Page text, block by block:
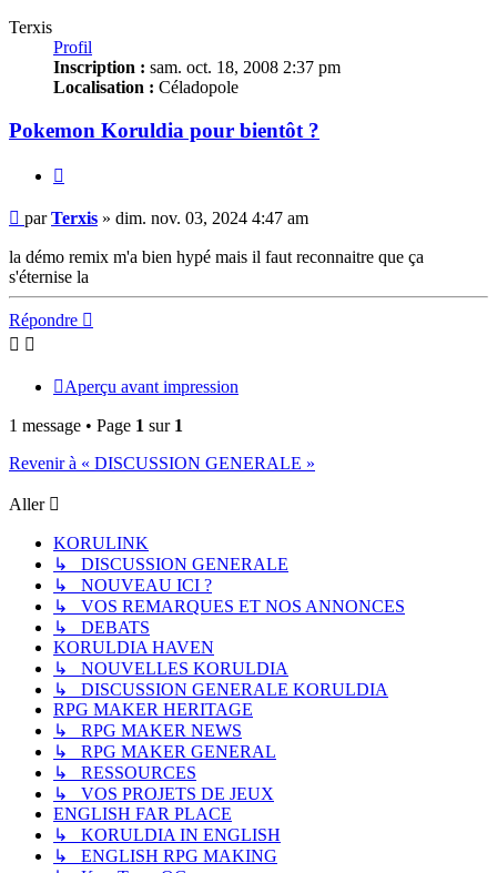
Terxis
Profil
Inscription : sam. oct. 18, 2008 2:37 pm
Localisation : Céladopole
Pokemon Koruldia pour bientôt ?
Message
non
lu
parTerxis » dim. nov. 03, 2024 4:47 am
la démo remix m'a bien hypé mais il faut reconnaitre que ça
s'éternise la
Haut
Répondre
Aperçu avant impression
1 message • Page 1 sur 1
Revenir à « DISCUSSION GENERALE »
Aller
KORULINK
↳ DISCUSSION GENERALE
↳ NOUVEAU ICI ?
↳ VOS REMARQUES ET NOS ANNONCES
↳ DEBATS
KORULDIA HAVEN
↳ NOUVELLES KORULDIA
↳ DISCUSSION GENERALE KORULDIA
RPG MAKER HERITAGE
↳ RPG MAKER NEWS
↳ RPG MAKER GENERAL
↳ RESSOURCES
↳ VOS PROJETS DE JEUX
ENGLISH FAR PLACE
↳ KORULDIA IN ENGLISH
↳ ENGLISH RPG MAKING